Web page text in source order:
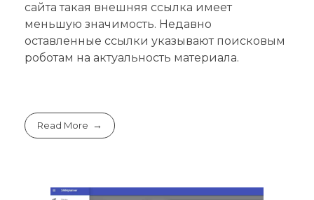
сайта такая внешняя ссылка имеет
меньшую значимость. Недавно
оставленные ссылки указывают поисковым
роботам на актуальность материала.
Read More